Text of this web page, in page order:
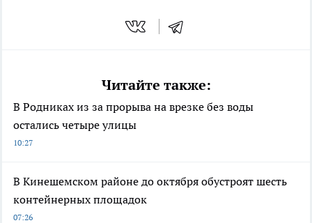
Читайте также:
В Родниках из за прорыва на врезке без воды
остались четыре улицы
10:27
В Кинешемском районе до октября обустроят шесть
контейнерных площадок
07:26